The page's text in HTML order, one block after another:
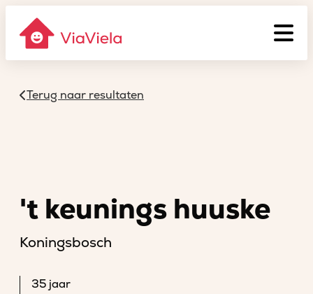
Terug naar resultaten
't keunings huuske
Koningsbosch
35 jaar